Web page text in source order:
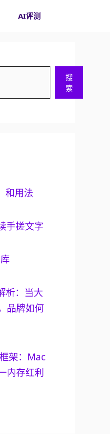
AI评测
搜
索
和用法
手搓文字
析：当大
品牌如何
架：Mac
内存红利